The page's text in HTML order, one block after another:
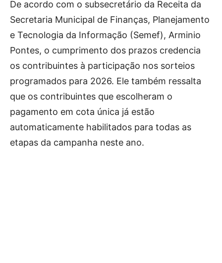
De acordo com o subsecretário da Receita da
Secretaria Municipal de Finanças, Planejamento
e Tecnologia da Informação (Semef), Arminio
Pontes, o cumprimento dos prazos credencia
os contribuintes à participação nos sorteios
programados para 2026. Ele também ressalta
que os contribuintes que escolheram o
pagamento em cota única já estão
automaticamente habilitados para todas as
etapas da campanha neste ano.